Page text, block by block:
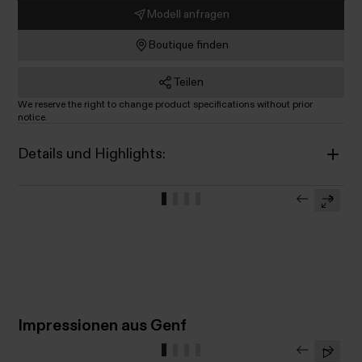
Modell anfragen
Boutique finden
Teilen
We reserve the right to change product specifications without prior
notice.
Details und Highlights:
Impressionen aus Genf